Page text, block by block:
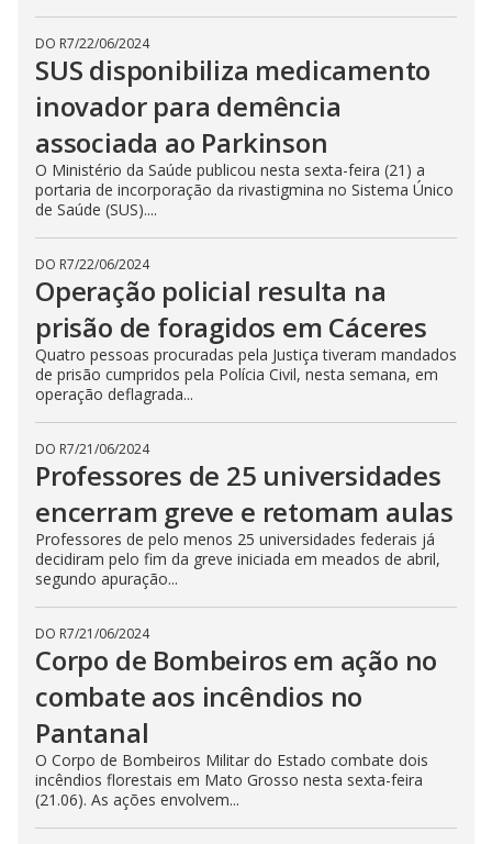
DO R7/22/06/2024
SUS disponibiliza medicamento
inovador para demência
associada ao Parkinson
O Ministério da Saúde publicou nesta sexta-feira (21) a
portaria de incorporação da rivastigmina no Sistema Único
de Saúde (SUS)....
DO R7/22/06/2024
Operação policial resulta na
prisão de foragidos em Cáceres
Quatro pessoas procuradas pela Justiça tiveram mandados
de prisão cumpridos pela Polícia Civil, nesta semana, em
operação deflagrada...
DO R7/21/06/2024
Professores de 25 universidades
encerram greve e retomam aulas
Professores de pelo menos 25 universidades federais já
decidiram pelo fim da greve iniciada em meados de abril,
segundo apuração...
DO R7/21/06/2024
Corpo de Bombeiros em ação no
combate aos incêndios no
Pantanal
O Corpo de Bombeiros Militar do Estado combate dois
incêndios florestais em Mato Grosso nesta sexta-feira
(21.06). As ações envolvem...